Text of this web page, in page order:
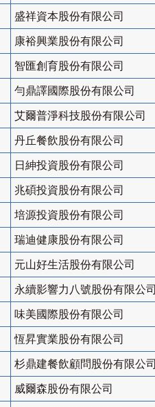
盛祥資本股份有限公司
康裕興業股份有限公司
智匯創育股份有限公司
勻鼎譯國際股份有限公司
艾爾普淨科技股份有限公司
丹丘餐飲股份有限公司
日紳投資股份有限公司
兆碩投資股份有限公司
培源投資股份有限公司
瑞迪健康股份有限公司
元山好生活股份有限公司
永續影響力八號股份有限公司
味美國際股份有限公司
恆昇實業股份有限公司
杉鼎建餐飲顧問股份有限公司
威爾森股份有限公司